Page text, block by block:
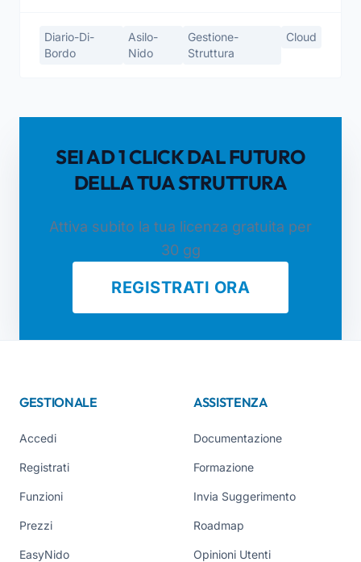
Diario-Di-
Bordo
Asilo-
Nido
Gestione-
Struttura
Cloud
SEI AD 1 CLICK DAL FUTURO
DELLA TUA STRUTTURA
Attiva subito la tua licenza gratuita per
30 gg
REGISTRATI ORA
GESTIONALE
Accedi
Registrati
Funzioni
Prezzi
EasyNido
ASSISTENZA
Documentazione
Formazione
Invia Suggerimento
Roadmap
Opinioni Utenti